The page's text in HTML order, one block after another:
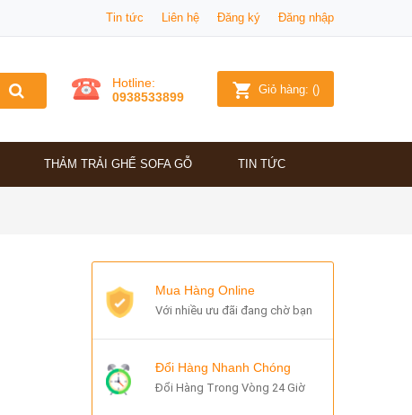
Tin tức Liên hệ Đăng ký Đăng nhập
Hotline:
0938533899
Giỏ hàng: ()
THẢM TRẢI GHẾ SOFA GỖ TIN TỨC
Mua Hàng Online
Với nhiều ưu đãi đang chờ bạn
Đổi Hàng Nhanh Chóng
Đổi Hàng Trong Vòng 24 Giờ